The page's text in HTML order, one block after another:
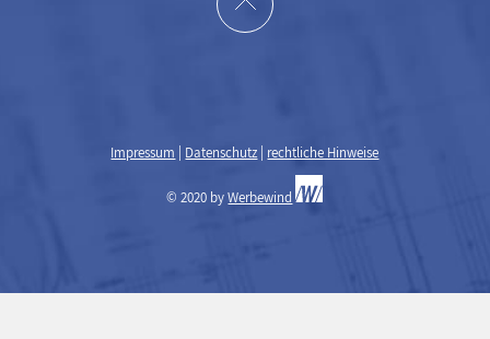
Impressum Datenschutz rechtliche Hinweise
© 2020 byWerbewind